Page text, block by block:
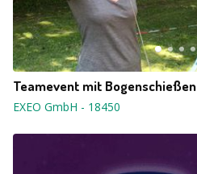
Teamevent mit Bogenschießen
EXEO GmbH - 18450